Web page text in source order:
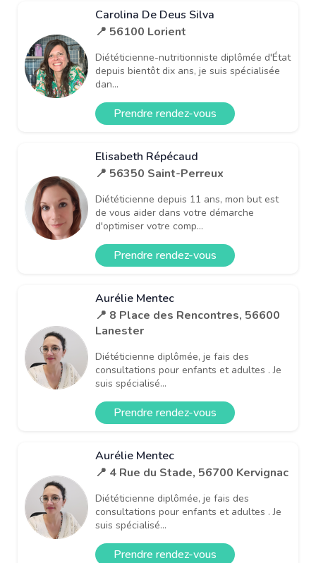
Carolina De Deus Silva
📍 56100 Lorient
Diététicienne-nutritionniste diplômée d'État
depuis bientôt dix ans, je suis spécialisée
dan...
Prendre rendez-vous
Elisabeth Répécaud
📍 56350 Saint-Perreux
Diététicienne depuis 11 ans, mon but est
de vous aider dans votre démarche
d'optimiser votre comp...
Prendre rendez-vous
Aurélie Mentec
📍 8 Place des Rencontres, 56600
Lanester
Diététicienne diplômée, je fais des
consultations pour enfants et adultes . Je
suis spécialisé...
Prendre rendez-vous
Aurélie Mentec
📍 4 Rue du Stade, 56700 Kervignac
Diététicienne diplômée, je fais des
consultations pour enfants et adultes . Je
suis spécialisé...
Prendre rendez-vous